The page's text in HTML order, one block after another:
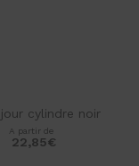
cylindre noir
A partir de
22,85€